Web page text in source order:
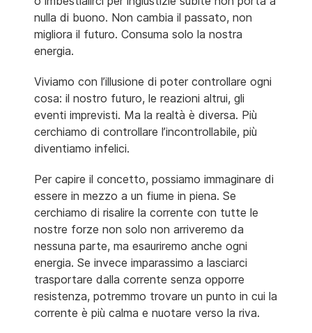
nulla di buono. Non cambia il passato, non
migliora il futuro. Consuma solo la nostra
energia.
Viviamo con l’illusione di poter controllare ogni
cosa: il nostro futuro, le reazioni altrui, gli
eventi imprevisti. Ma la realtà è diversa. Più
cerchiamo di controllare l’incontrollabile, più
diventiamo infelici.
Per capire il concetto, possiamo immaginare di
essere in mezzo a un fiume in piena. Se
cerchiamo di risalire la corrente con tutte le
nostre forze non solo non arriveremo da
nessuna parte, ma esauriremo anche ogni
energia. Se invece imparassimo a lasciarci
trasportare dalla corrente senza opporre
resistenza, potremmo trovare un punto in cui la
corrente è più calma e nuotare verso la riva.